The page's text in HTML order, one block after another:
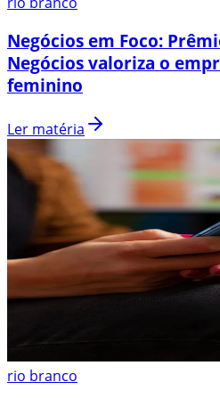
Negócios em Foco:
Negócios valoriza o
feminino
Ler matéria
rio branco